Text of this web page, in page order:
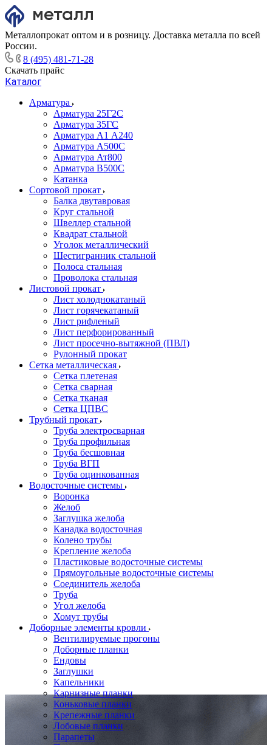
Металлопрокат оптом и в розницу. Доставка металла по всей
России.
8 (495) 481-71-28
Скачать прайс
Каталог
Арматура
Арматура 25Г2С
Арматура 35ГС
Арматура А1 А240
Арматура А500С
Арматура Ат800
Арматура В500С
Катанка
Сортовой прокат
Балка двутавровая
Круг стальной
Швеллер стальной
Квадрат стальной
Уголок металлический
Шестигранник стальной
Полоса стальная
Проволока стальная
Листовой прокат
Лист холоднокатаный
Лист горячекатаный
Лист рифленый
Лист перфорированный
Лист просечно-вытяжной (ПВЛ)
Рулонный прокат
Сетка металлическая
Сетка плетеная
Сетка сварная
Сетка тканая
Сетка ЦПВС
Трубный прокат
Труба электросварная
Труба профильная
Труба бесшовная
Труба ВГП
Труба оцинкованная
Водосточные системы
Воронка
Желоб
Заглушка желоба
Канадка водосточная
Колено трубы
Крепление желоба
Пластиковые водосточные системы
Прямоугольные водосточные системы
Соединитель желоба
Труба
Угол желоба
Хомут трубы
Доборные элементы кровли
Вентилируемые прогоны
Доборные планки
Ендовы
Заглушки
Капельники
Карнизные планки
Коньковые планки
Крепежные планки
Лобовые планки
Парапеты